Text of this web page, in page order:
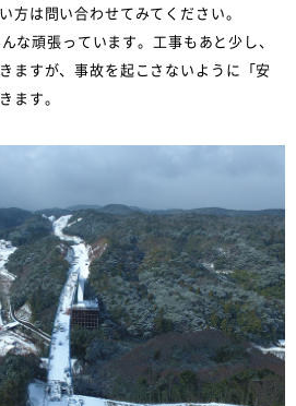
方は問い合わせてみてください。
な頑張っています。工事もあと少し、
ますが、事故を起こさないように「安
ます。